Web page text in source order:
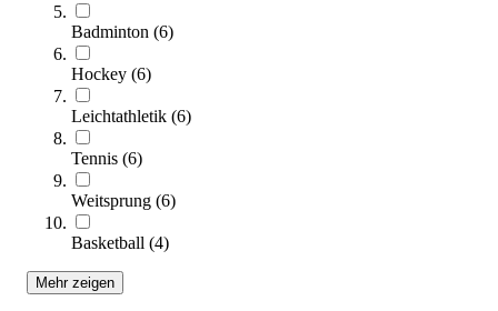
Badminton (6)
Hockey (6)
Leichtathletik (6)
Tennis (6)
Weitsprung (6)
Basketball (4)
Mehr zeigen
Zum Produkt
Varianten zur Auswahl
Sofort lieferbar